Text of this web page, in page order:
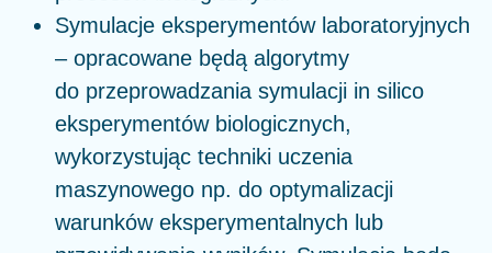
Symulacje eksperymentów laboratoryjnych
– opracowane będą algorytmy
do przeprowadzania symulacji in silico
eksperymentów biologicznych,
wykorzystując techniki uczenia
maszynowego np. do optymalizacji
warunków eksperymentalnych lub